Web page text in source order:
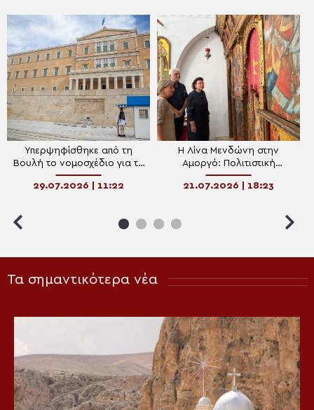
Υπερψηφίσθηκε από τη
Βουλή το νομοσχέδιο για τη
διαχείριση και ανάδειξη της
πολιτιστικής κληρονομιάς
29.07.2026 | 11:22
Η Λίνα Μενδώνη στην
Αμοργό: Πολιτιστική
αναγέννηση με έργα
αποκατάστασης σε Ναούς
21.07.2026 | 18:23
Τα σημαντικότερα νέα